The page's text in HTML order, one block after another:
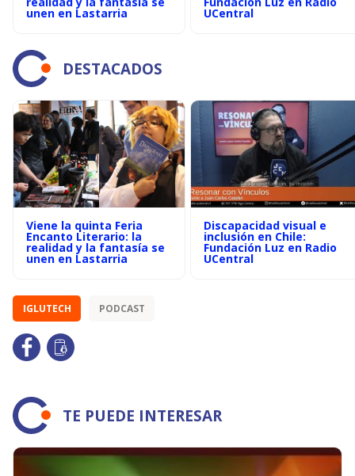
unen en Lastarria UCentral
DESTACADOS
Viene la quinta Feria
Encanto Literario: la
realidad y la fantasía se
unen en Lastarria
Discapacidad visual e
inclusión en Chile:
Fundación Luz en Radio
UCentral
IGLUTECH PODCAST
TE PUEDE INTERESAR